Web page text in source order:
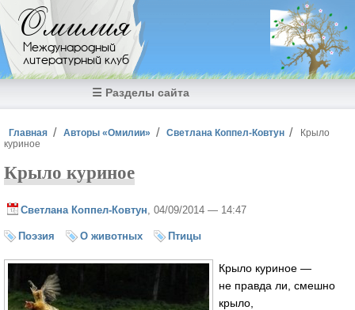
Перейти к основному содержанию
Омилия
Международный
литературный клуб
☰ Разделы сайта
Вы здесь
Главная Авторы «Омилии» Светлана Коппел-Ковтун
Крыло
куриное
Крыло куриное
Светлана Коппел-Ковтун , 04/09/2014 — 14:47
Поэзия О животных Птицы
Крыло куриное —
не правда ли, смешно
крыло,